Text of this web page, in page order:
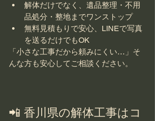
解体だけでなく、遺品整理・不用
品処分・整地までワンストップ
無料見積もりで安心、LINEで写真
を送るだけでもOK
「小さな工事だから頼みにくい…」そ
んな方も安心してご相談ください。
📲 香川県の解体工事はコ